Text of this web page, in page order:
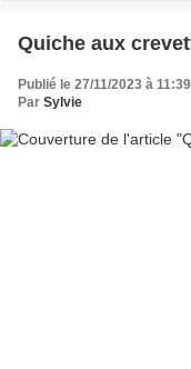
Quiche aux
Publié le 27/11/2023 à 11:39
Par Sylvie